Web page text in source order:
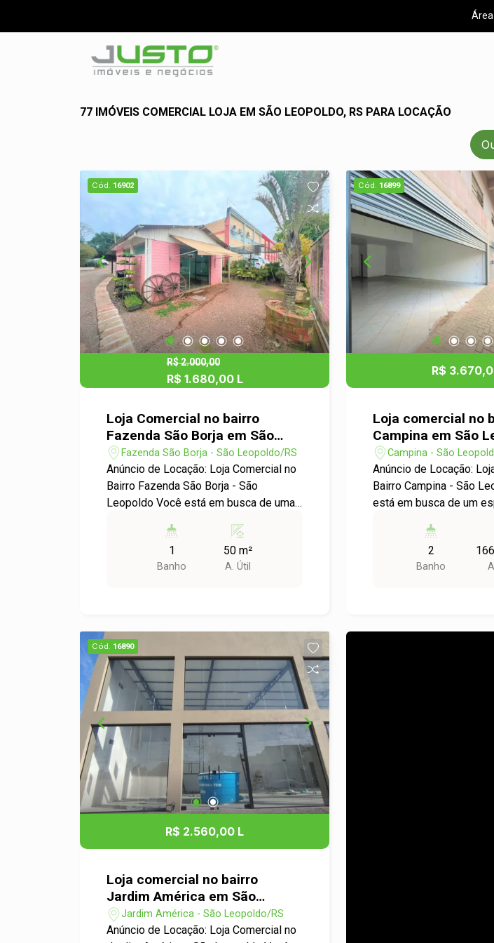
77 IMÓVEIS COMERCIAL LOJA EM SÃO LEOPOLDO, RS PARA LOCAÇÃO
Cód. 16902
R$ 2.000,00
R$ 1.680,00 L
Loja Comercial no bairro
Fazenda São Borja em São
Leopoldo
Fazenda São Borja - São Leopoldo/RS
Anúncio de Locação: Loja Comercial no
Bairro Fazenda São Borja - São
Leopoldo Você está em busca de uma
expandir seu negócio? Temos a
solução perfeita para você! Destaques
do Imóvel: - Espaço ideal para diversos
arejados, proporcionando conforto para
clientes e colaboradores. - Localização
estratégica em um bairro em
crescimento, com grande potencial de
visibilidade e fluxo de pessoas. -
Proximidade a pontos comerciais,
transporte público e serviços
essenciais. Não perca essa
oportunidade! Entre em contato
conosco para mais informações e
agende uma visita ao local. Estamos
prontos para ajudar você a encontrar o
espaço ideal para o seu negócio!
1
Banho
50 m²
A. Útil
Cód. 16899
R$
Loja comercial no
Campina em São
Campina - São
Anúncio de Locação:
Bairro Campina - São
está em busca de um
excelente oportunidade
uma loja comercial
Campina, em São
2
Banho
Cód. 16890
R$ 2.560,00 L
Loja comercial no bairro
Jardim América em São
Leopoldo
Jardim América - São Leopoldo/RS
Anúncio de Locação: Loja Comercial no